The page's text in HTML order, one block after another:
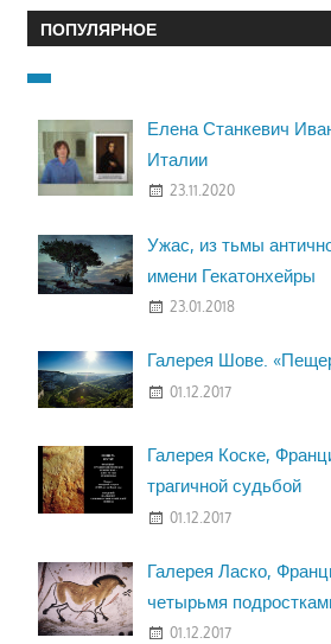
ПОПУЛЯРНОЕ
Елена Станкевич
Италии
23.11.2020
Ужас, из тьмы
имени Гекатонхейры
23.01.2018
Галерея Шове.
01.12.2017
Галерея Коске,
трагичной судьбой
01.12.2017
Галерея Ласко,
четырьмя
01.12.2017